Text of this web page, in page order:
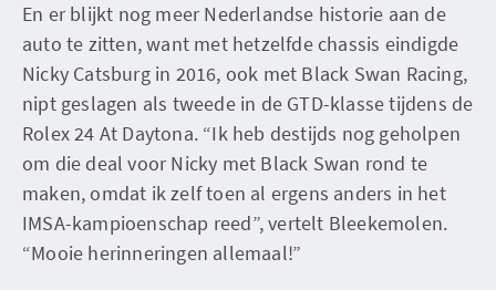
En er blijkt nog meer Nederlandse historie aan de
auto te zitten, want met hetzelfde chassis eindigde
Nicky Catsburg in 2016, ook met Black Swan Racing,
nipt geslagen als tweede in de GTD-klasse tijdens de
Rolex 24 At Daytona. “Ik heb destijds nog geholpen
om die deal voor Nicky met Black Swan rond te
maken, omdat ik zelf toen al ergens anders in het
IMSA-kampioenschap reed”, vertelt Bleekemolen.
“Mooie herinneringen allemaal!”